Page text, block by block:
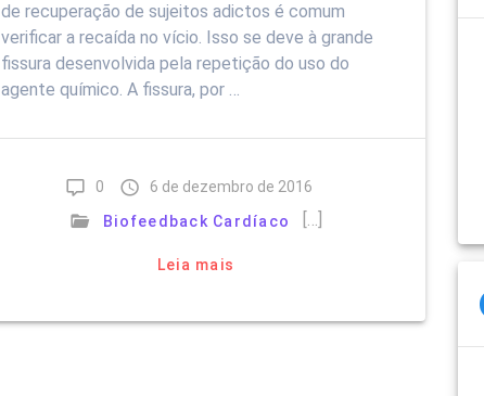
de recuperação de sujeitos adictos é comum
verificar a recaída no vício. Isso se deve à grande
fissura desenvolvida pela repetição do uso do
agente químico. A fissura, por …
0
6 de dezembro de 2016
Biofeedback Cardíaco
[…]
Leia mais